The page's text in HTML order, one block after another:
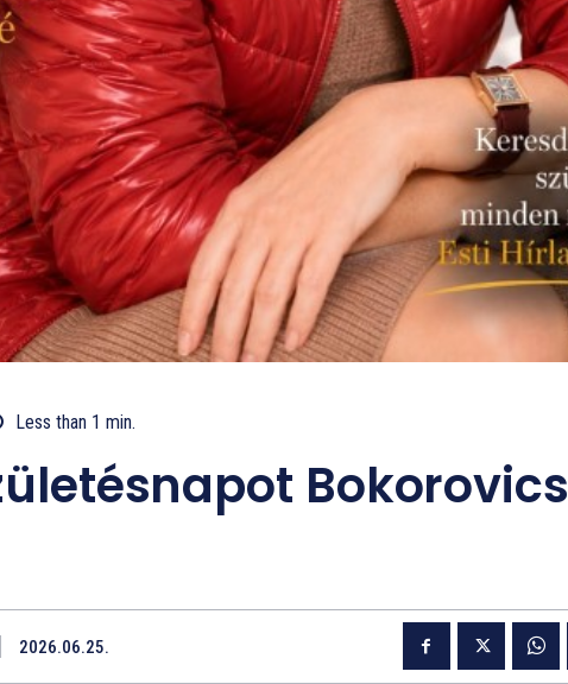
Less than 1 min.
Bokorovics
2026.06.25.